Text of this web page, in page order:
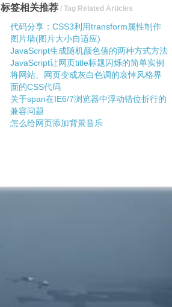
标签相关推荐 / Tag Related Articles
代码分享：CSS3利用transform属性制作
图片墙(图片大小自适应)
JavaScript生成随机颜色值的两种方式方法
JavaScript让网页title标题闪烁的简单实例
将网站、网页变成灰白色调的哀悼风格界
面的CSS代码
关于span在IE6/7浏览器中浮动错位折行的
兼容问题
怎么给网页添加背景音乐